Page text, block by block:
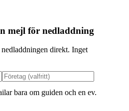
mejl för nedladdning
direkt. Inget
bara om guiden och en ev.